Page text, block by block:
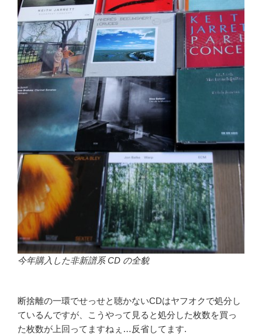
今年購入した非新譜系 CD の全貌
断捨離の一環でせっせと聴かないCDはヤフオクで処分し
ているんですが、こうやって見ると処分した枚数を買っ
た枚数が上回ってますねぇ…反省してます.